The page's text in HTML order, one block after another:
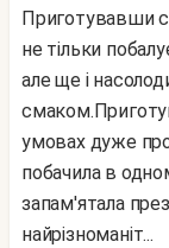
Приготувавши суп в булці хліба в домашніх умовах, ви
не тільки
але ще і
умовах дуже
побачила в
запам'ятала
найрізноманіт...